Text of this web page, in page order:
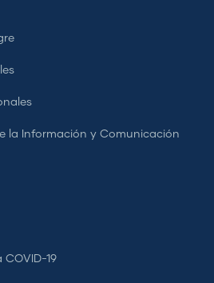
la Información y Comunicación
19